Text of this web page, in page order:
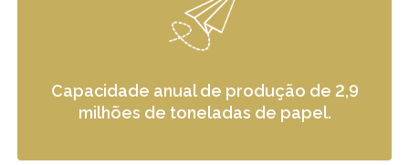
Capacidade anual de produção de 2,9
milhões de toneladas de papel.